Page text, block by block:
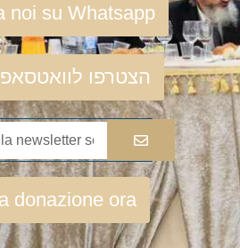
noi su Whatsapp
הצטרפו
donazione ora